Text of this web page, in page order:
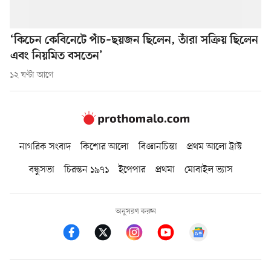
‘কিচেন কেবিনেটে পাঁচ–ছয়জন ছিলেন, তাঁরা সক্রিয় ছিলেন
এবং নিয়মিত বসতেন’
১২ ঘণ্টা আগে
নাগরিক সংবাদ কিশোর আলো বিজ্ঞানচিন্তা
প্রথম আলো ট্রাস্ট
বন্ধুসভা
চিরন্তন ১৯৭১ ইপেপার প্রথমা মোবাইল ভ্যাস
অনুসরণ করুন